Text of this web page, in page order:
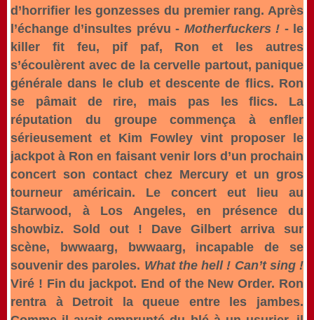
d’horrifier les gonzesses du premier rang. Après
l’échange d’insultes prévu - Motherfuckers ! - le
killer fit feu, pif paf, Ron et les autres
s’écoulèrent avec de la cervelle partout, panique
générale dans le club et descente de flics. Ron
se pâmait de rire, mais pas les flics. La
réputation du groupe commença à enfler
sérieusement et Kim Fowley vint proposer le
jackpot à Ron en faisant venir lors d’un prochain
concert son contact chez Mercury et un gros
tourneur américain. Le concert eut lieu au
Starwood, à Los Angeles, en présence du
showbiz. Sold out ! Dave Gilbert arriva sur
scène, bwwaarg, bwwaarg, incapable de se
souvenir des paroles. What the hell ! Can’t sing !
Viré ! Fin du jackpot. End of the New Order. Ron
rentra à Detroit la queue entre les jambes.